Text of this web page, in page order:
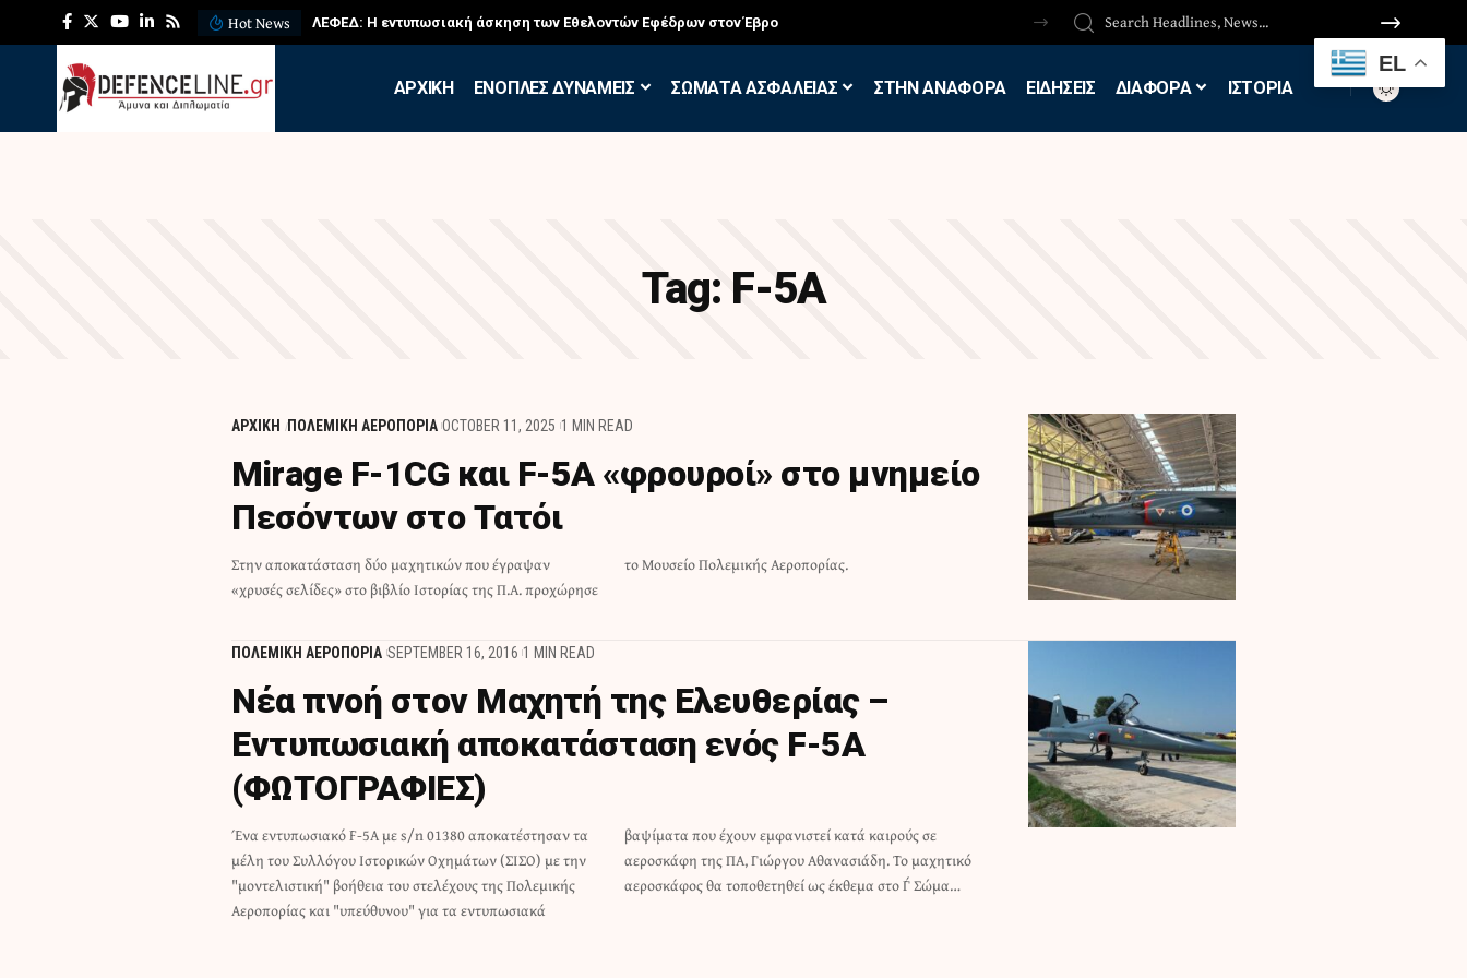
Hot News ΛΕΦΕΔ: Η εντυπωσιακή άσκηση των Εθελοντών Εφέδρων στον Έβρο
APXIKH ΕΝΟΠΛΕΣ ΔΥΝΑΜΕΙΣ ΣΩΜΑΤΑ ΑΣΦΑΛΕΙΑΣ ΣΤΗΝ ΑΝΑΦΟΡΑ ΕΙΔΗΣΕΙΣ ΔΙΑΦΟΡΑ ΙΣΤΟΡΙΑ
Tag: F-5A
ΑΡΧΙΚΗ ΠΟΛΕΜΙΚΗ ΑΕΡΟΠΟΡΙΑ OCTOBER 11, 2025 1 MIN READ
Mirage F-1CG και F-5A «φρουροί» στο μνημείο
Πεσόντων στο Τατόι
Στην αποκατάσταση δύο μαχητικών που έγραψαν
«χρυσές σελίδες» στο βιβλίο Ιστορίας της Π.Α. προχώρησε
το Μουσείο Πολεμικής Αεροπορίας.
ΠΟΛΕΜΙΚΗ ΑΕΡΟΠΟΡΙΑ SEPTEMBER 16, 2016 1 MIN READ
Νέα πνοή στον Μαχητή της Ελευθερίας –
Εντυπωσιακή αποκατάσταση ενός F-5A
(ΦΩΤΟΓΡΑΦΙΕΣ)
Ένα εντυπωσιακό F-5A με s/n 01380 αποκατέστησαν τα
μέλη του Συλλόγου Ιστορικών Οχημάτων (ΣΙΣΟ) με την
"μοντελιστική" βοήθεια του στελέχους της Πολεμικής
Αεροπορίας και "υπεύθυνου" για τα εντυπωσιακά
βαψίματα που έχουν εμφανιστεί κατά καιρούς σε
αεροσκάφη της ΠΑ, Γιώργου Αθανασιάδη. Το μαχητικό
αεροσκάφος θα τοποθετηθεί ως έκθεμα στο Γ΄ Σώμα…
EL